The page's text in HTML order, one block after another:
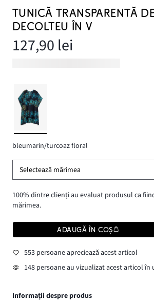
TUNICĂ TRANSPARENTĂ
DECOLTEU ÎN V
127,90 lei
bleumarin/turcoaz floral
Selectează mărimea
100% dintre clienți au evaluat produsul ca
mărimea.
ADAUGĂ ÎN COȘ
553 persoane apreciează acest articol
148 persoane au vizualizat acest articol în
Informații despre produs